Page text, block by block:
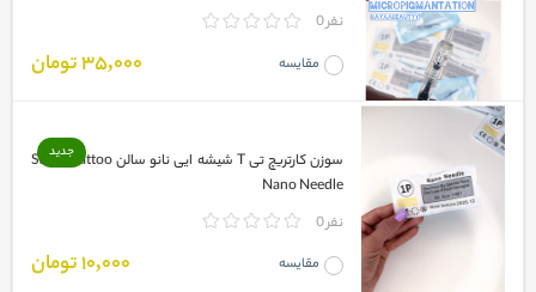
0 نفر
مقایسه 35,000 تومان
سوزن کارتریچ تی T شیشه ایی نانو سالن Salon Tattoo
Nano Needle
0 نفر
مقایسه 10,000 تومان
جدید